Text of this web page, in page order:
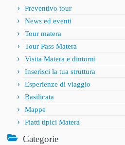
Preventivo tour
News ed eventi
Tour matera
Tour Pass Matera
Visita Matera e dintorni
Inserisci la tua struttura
Esperienze di viaggio
Basilicata
Mappe
Piatti tipici Matera
Categorie